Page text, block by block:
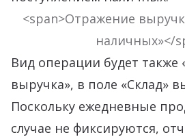
<span>Отражение
наличных»</
Вид операции будет также
выручка», в поле «Склад»
Поскольку ежедневные
случае не фиксируются,